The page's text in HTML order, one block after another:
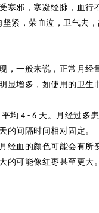
寒邪，寒凝经脉，血
坚紧，荣血泣 ，卫气去
，一般来说，正常月经
显增多，如使用的卫
均 4 - 6 天。月经过多
的间隔时间相对固定。
经血的颜色可能会有
的可能像红枣甚至更大